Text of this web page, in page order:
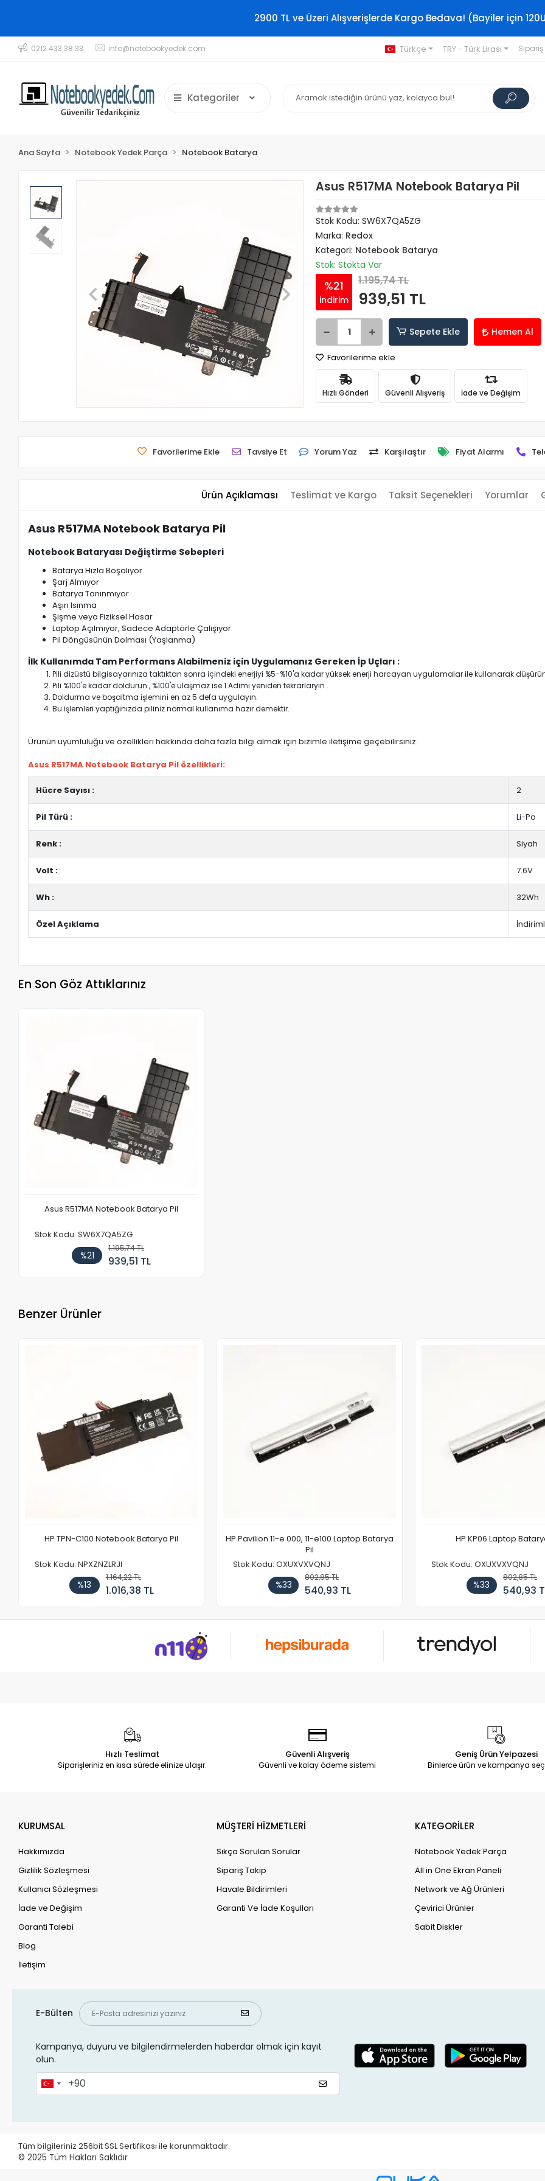
2900 TL ve Üzeri Alışverişlerde Kargo Bedava! (Bayiler için
0212 433 38 33 info@notebookyedek.com Türkçe TRY - Türk Lirası
Kategoriler
Ana Sayfa Notebook Yedek Parça Notebook Batarya
Asus R517MA Notebook Batarya Pil
Stok Kodu: SW6X7QA5ZG
Marka: Redox
Kategori: Notebook Batarya
Stok: Stokta Var
%21
indirim
1.195,74 TL
939,51 TL
Sepete Ekle Hemen Al
Favorilerime ekle
Hızlı Gönderi Güvenli Alışveriş İade ve Değişim
Favorilerime Ekle Tavsiye Et Yorum Yaz Karşılaştır Fiyat Alarmı
Ürün Açıklaması Teslimat ve Kargo Taksit Seçenekleri Yorumlar
Asus R517MA Notebook Batarya Pil
Notebook Bataryası Değiştirme Sebepleri
Batarya Hızla Boşalıyor
Şarj Almıyor
Batarya Tanınmıyor
Aşırı Isınma
Şişme veya Fiziksel Hasar
Laptop Açılmıyor, Sadece Adaptörle Çalışıyor
Pil Döngüsünün Dolması (Yaşlanma)
İlk Kullanımda Tam Performans Alabilmeniz için Uygulamanız Gereken İp Uçları :
Pili dizüstü bilgisayarınıza taktıktan sonra içindeki enerjiyi %5-%10'a kadar yüksek enerji harcayan uygulamalar ile kullanarak
Pili %100'e kadar doldurun , %100'e ulaşmaz ise 1.Adımı yeniden tekrarlaryın .
Doldurma ve boşaltma işlemini en az 5 defa uygulayın.
Bu işlemleri yaptığınızda piliniz normal kullanıma hazır demektir.
Ürünün uyumluluğu ve özellikleri hakkında daha fazla bilgi almak için bizimle iletişime geçebilirsiniz.
Asus R517MA Notebook Batarya Pil özellikleri:
Hücre Sayısı : 2
Pil Türü : Li-Po
Renk : Siyah
Volt : 7.6V
Wh : 32Wh
Özel Açıklama
En Son Göz Attıklarınız
Asus R517MA Notebook Batarya Pil
Stok Kodu: SW6X7QA5ZG
%21
1.195,74 TL
939,51 TL
Benzer Ürünler
HP TPN-C100 Notebook Batarya Pil
Stok Kodu: NPXZNZLRJI
%13
1.164,22 TL
1.016,38 TL
HP Pavilion 11-e 000, 11-e100 Laptop Batarya
Pil
Stok Kodu: OXUXVXVQNJ
%33
802,85 TL
540,93 TL
HP KP06 Laptop
Stok Kodu: OXUXVXVQNJ
%33
802,85 TL
540,93
Hızlı Teslimat
Siparişleriniz en kısa sürede elinize ulaşır.
Güvenli Alışveriş
Güvenli ve kolay ödeme sistemi
Geniş Ürün Yelpazesi
Binlerce ürün ve kampanya
KURUMSAL
Hakkımızda
Gizlilik Sözleşmesi
Kullanıcı Sözleşmesi
İade ve Değişim
Garanti Talebi
Blog
İletişim
MÜŞTERİ HİZMETLERİ
Sıkça Sorulan Sorular
Sipariş Takip
Havale Bildirimleri
Garanti Ve İade Koşulları
KATEGORİLER
Notebook Yedek Parça
All in One Ekran Paneli
Network ve Ağ Ürünleri
Çevirici Ürünler
Sabit Diskler
E-Bülten
Kampanya, duyuru ve bilgilendirmelerden haberdar olmak için kayıt
olun.
Tüm bilgileriniz 256bit SSL Sertifikası ile korunmaktadır.
© 2025 Tüm Hakları Saklıdır